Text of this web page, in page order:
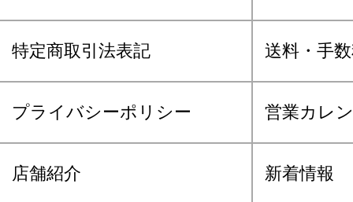
特定商取引法表記 送料・手
プライバシーポリシー 営業カレ
店舗紹介 新着情報